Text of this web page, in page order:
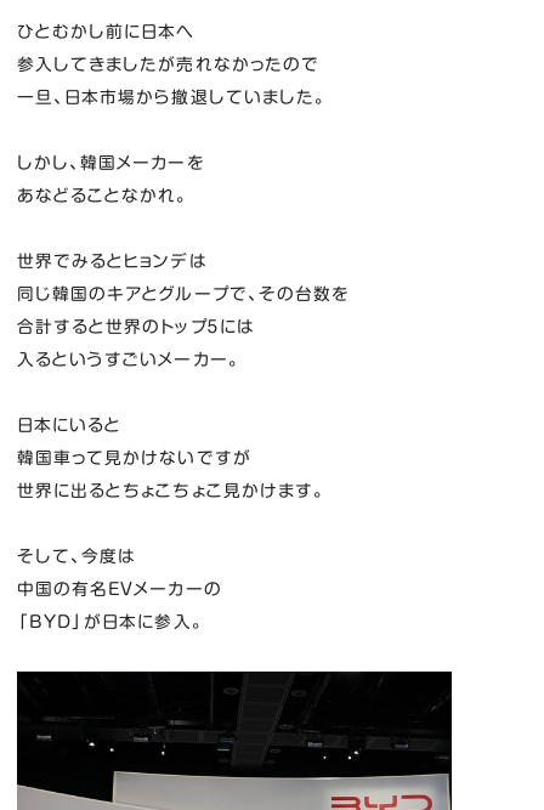
ひとむかし前に日本へ
参入してきましたが売れなかったので
一旦、日本市場から撤退していました。
しかし、韓国メーカーを
あなどることなかれ。
世界でみるとヒョンデは
同じ韓国のキアとグループで、その台数を
合計すると世界のトップ５には
入るというすごいメーカー。
日本にいると
韓国車って見かけないですが
世界に出るとちょこちょこ見かけます。
そして、今度は
中国の有名EVメーカーの
「BYD」が日本に参入。